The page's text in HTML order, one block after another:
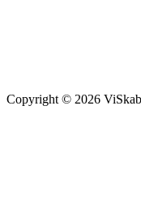
Copyright © 2026